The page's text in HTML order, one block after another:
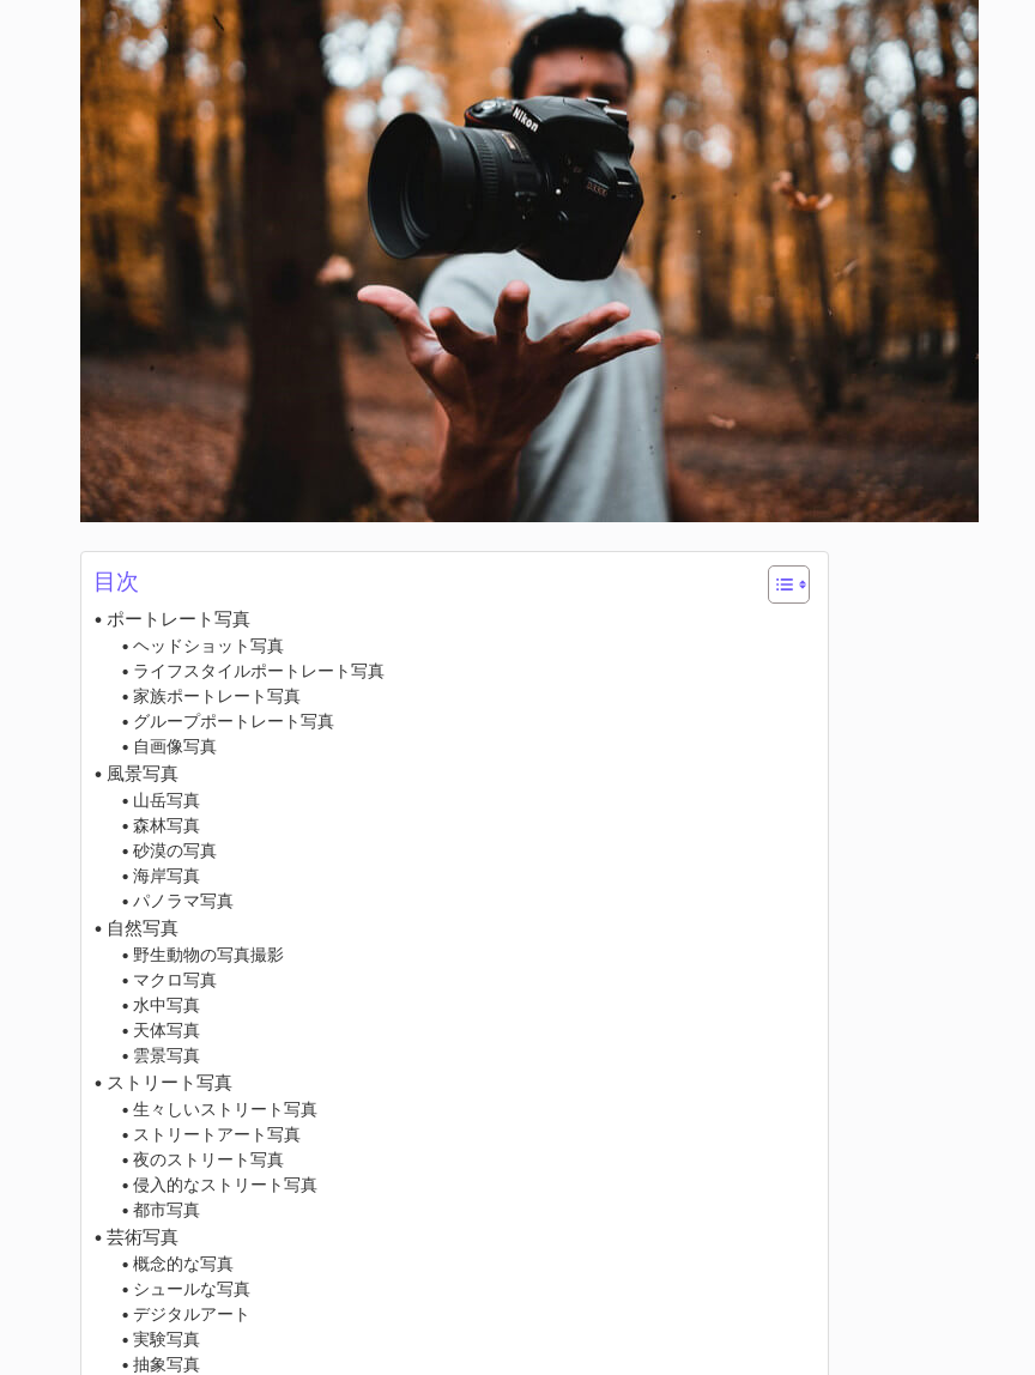
目次
ポートレート写真
ヘッドショット写真
ライフスタイルポートレート写真
家族ポートレート写真
グループポートレート写真
自画像写真
風景写真
山岳写真
森林写真
砂漠の写真
海岸写真
パノラマ写真
自然写真
野生動物の写真撮影
マクロ写真
水中写真
天体写真
雲景写真
ストリート写真
生々しいストリート写真
ストリートアート写真
夜のストリート写真
侵入的なストリート写真
都市写真
芸術写真
概念的な写真
シュールな写真
デジタルアート
実験写真
抽象写真